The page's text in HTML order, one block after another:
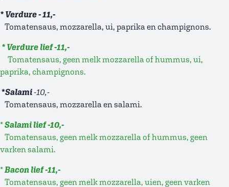
* Verdure - 11,-
Tomatensaus, mozzarella, ui, paprika en champignons.
* Verdure lief -11,-
Tomatensaus, geen melk mozzarella of hummus, ui,
paprika, champignons.
*Salami-10,-
Tomatensaus, mozzarella en salami.
*Salami lief -10,-
Tomatensaus, geen melk mozzarella of hummus, geen
varken salami.
*Bacon lief -11,-
Tomatensaus, geen melk mozzarella, uien, geen varken